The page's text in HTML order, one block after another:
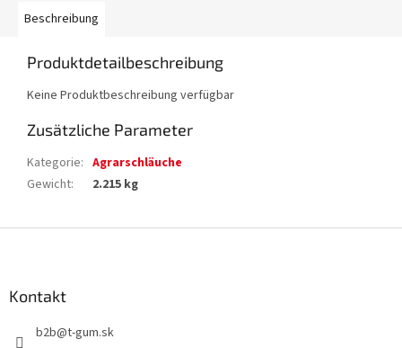
Beschreibung
Produktdetailbeschreibung
Keine Produktbeschreibung verfügbar
Zusätzliche Parameter
Kategorie: Agrarschläuche
Gewicht: 2.215 kg
Kontakt
b2b@t-gum.sk